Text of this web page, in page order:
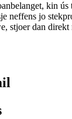
kin
neffens jo
stjoer dan direkt